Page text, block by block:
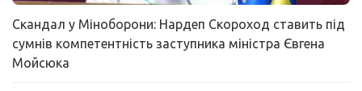
Скандал у Міноборони: Нардеп Скороход ставить під
сумнів компетентність заступника міністра Євгена
Мойсюка